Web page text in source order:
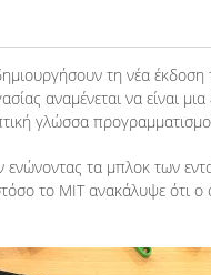
τη νέα
αναμένεται να είναι
γλώσσα
τα μπλοκ των
το MIT ανακάλυψε ότι ο